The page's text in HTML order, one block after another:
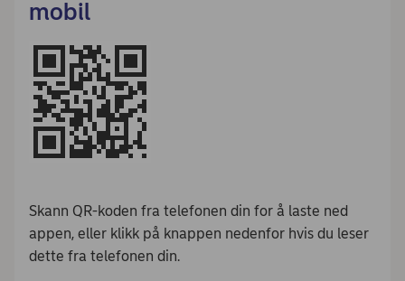
mobil
Skann QR-koden fra telefonen din for å laste ned
appen, eller klikk på knappen nedenfor hvis du leser
dette fra telefonen din.